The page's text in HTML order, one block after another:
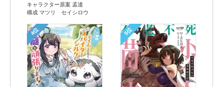
キャラクター原案 孟達
構成 マツリ セイシロウ
4位 5位